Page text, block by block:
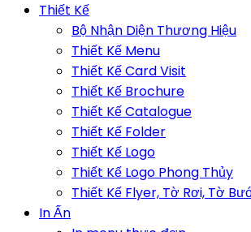
Thiết Kế
Bộ Nhận Diện Thương Hiệu
Thiết Kế Menu
Thiết Kế Card Visit
Thiết Kế Brochure
Thiết Kế Catalogue
Thiết Kế Folder
Thiết Kế Logo
Thiết Kế Logo Phong Thủy
Thiết Kế Flyer, Tờ Rơi, Tờ
In Ấn